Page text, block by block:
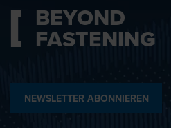
BEYOND
FASTENING
NEWSLETTER ABONNIEREN